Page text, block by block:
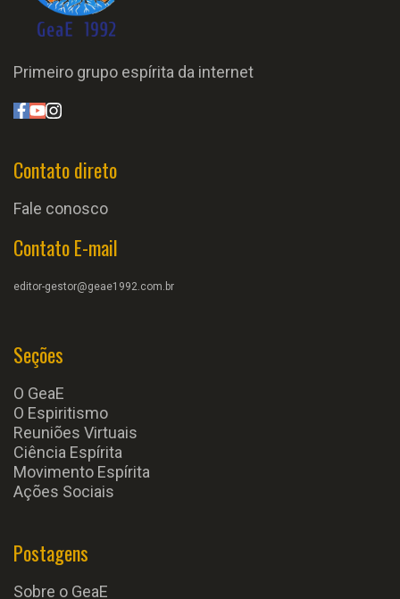
Primeiro grupo espírita da internet
Contato direto
Fale conosco
Contato E-mail
editor-gestor@geae1992.com.br
Seções
O GeaE
O Espiritismo
Reuniões Virtuais
Ciência Espírita
Movimento Espírita
Ações Sociais
Postagens
Sobre o GeaE